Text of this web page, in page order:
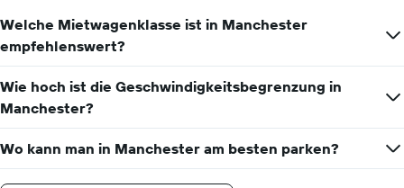
Welche Mietwagenklasse ist in Manchester
empfehlenswert?
Wie hoch ist die Geschwindigkeitsbegrenzung in
Manchester?
Wo kann man in Manchester am besten parken?